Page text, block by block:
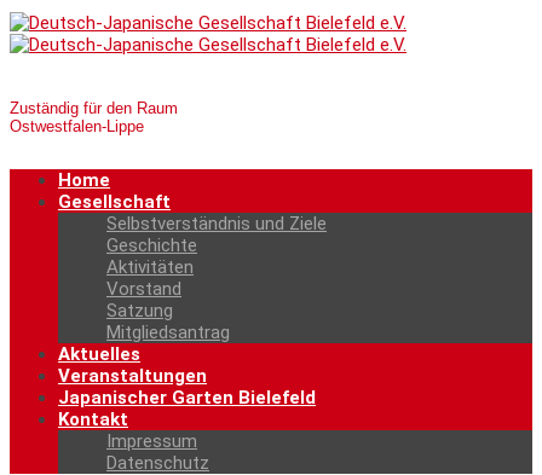
Zuständig für den Raum
Ostwestfalen-Lippe
Home
Gesellschaft
Selbstverständnis und Ziele
Geschichte
Aktivitäten
Vorstand
Satzung
Mitgliedsantrag
Aktuelles
Veranstaltungen
Japanischer Garten Bielefeld
Kontakt
Impressum
Datenschutz